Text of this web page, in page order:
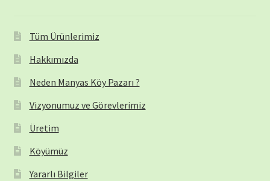
Tüm Ürünlerimiz
Hakkımızda
Neden Manyas Köy Pazarı ?
Vizyonumuz ve Görevlerimiz
Üretim
Köyümüz
Yararlı Bilgiler